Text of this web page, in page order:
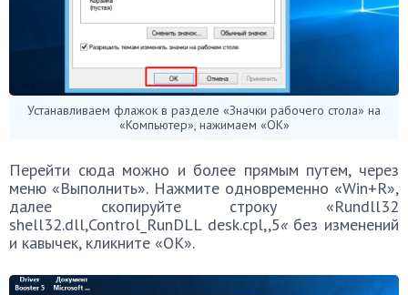
Устанавливаем флажок в разделе «Значки рабочего стола» на
«Компьютер», нажимаем «ОК»
Перейти сюда можно и более прямым путем, через
меню «Выполнить». Нажмите одновременно «Win+R»,
далее скопируйте строку «Rundll32
shell32.dll,Control_RunDLL desk.cpl,,5«без изменений
и кавычек, кликните «ОК».